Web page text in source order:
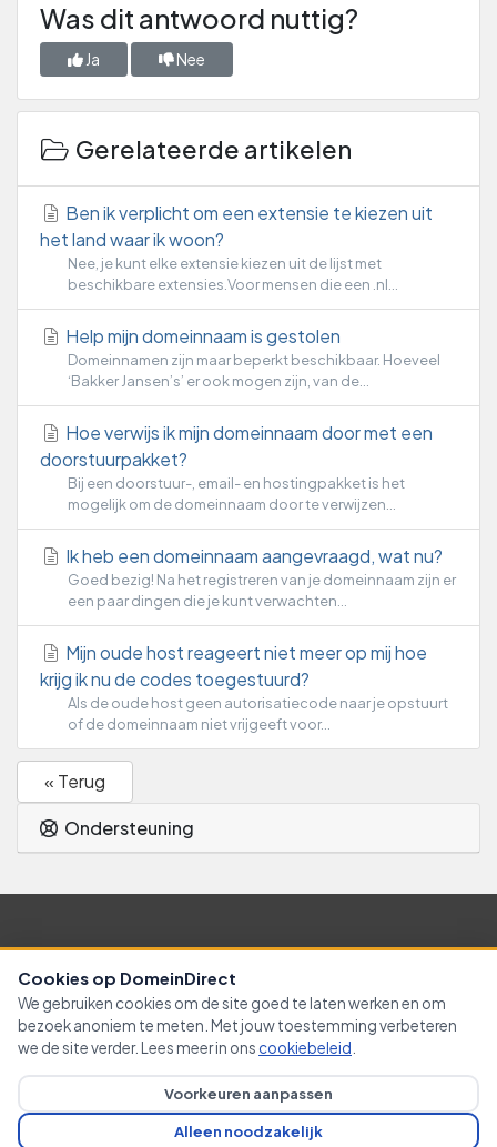
Was dit antwoord nuttig?
Ja Nee
Gerelateerde artikelen
Ben ik verplicht om een extensie te kiezen uit
het land waar ik woon?
Nee, je kunt elke extensie kiezen uit de lijst met
beschikbare extensies.Voor mensen die een .nl...
Help mijn domeinnaam is gestolen
Domeinnamen zijn maar beperkt beschikbaar. Hoeveel
‘Bakker Jansen’s’ er ook mogen zijn, van de...
Hoe verwijs ik mijn domeinnaam door met een
doorstuurpakket?
Bij een doorstuur-, email- en hostingpakket is het
mogelijk om de domeinnaam door te verwijzen...
Ik heb een domeinnaam aangevraagd, wat nu?
Goed bezig! Na het registreren van je domeinnaam zijn er
een paar dingen die je kunt verwachten...
Mijn oude host reageert niet meer op mij hoe
krijg ik nu de codes toegestuurd?
Als de oude host geen autorisatiecode naar je opstuurt
of de domeinnaam niet vrijgeeft voor...
« Terug
Ondersteuning
Contact algemene voorwaarden
Copyright © 2026 Domein-Direct. Alle rechten zijn
voorbehouden. Prijzen zijn exclusief BTW
Cookies op DomeinDirect
We gebruiken cookies om de site goed te laten werken en om
bezoek anoniem te meten. Met jouw toestemming verbeteren
we de site verder. Lees meer in ons cookiebeleid
Voorkeuren aanpassen
Alleen noodzakelijk